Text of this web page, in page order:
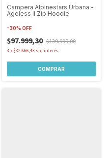
Campera Alpinestars Urbana -
Ageless II Zip Hoodie
-30% OFF
$97.999,30 $139.999,00
3 x $32.666,43 sin interés
COMPRAR